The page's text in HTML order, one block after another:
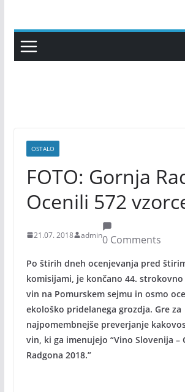
content
OSTALO
FOTO: Gornja
Ocenili 572
21.07. 2018 admin0 Comments
Po štirih dneh ocenjevanja pred
komisijami, je končano 44.
vin na Pomurskem sejmu in osmo
ekološko pridelanega grozdja. Gre za
najpomembnejše preverjanje
vin, ki ga imenujejo “Vino Slovenija –
Radgona 2018.”